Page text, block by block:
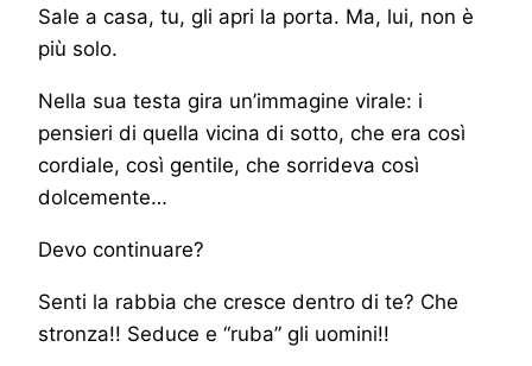
Sale a casa, tu, gli apri la porta. Ma, lui, non è
più solo.
Nella sua testa gira un’immagine virale: i
pensieri di quella vicina di sotto, che era così
cordiale, così gentile, che sorrideva così
dolcemente…
Devo continuare?
Senti la rabbia che cresce dentro di te? Che
stronza!! Seduce e “ruba” gli uomini!!